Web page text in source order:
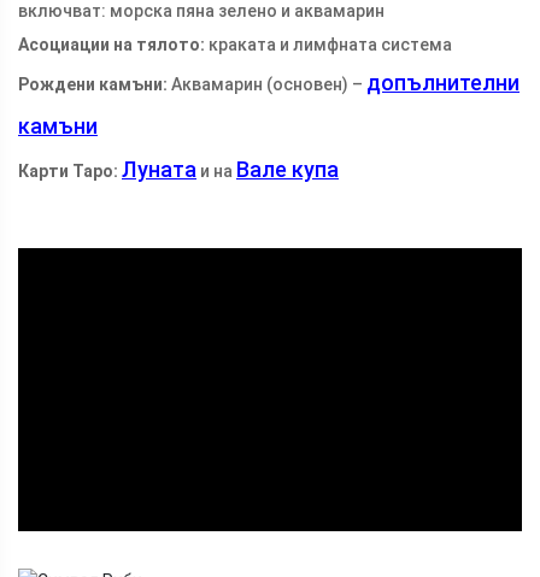
включват: морска пяна зелено и аквамарин
Асоциации на тялото: краката и лимфната система
Рождени камъни: Аквамарин (основен) – допълнителни
камъни
Карти Таро: Луната и на Вале купа